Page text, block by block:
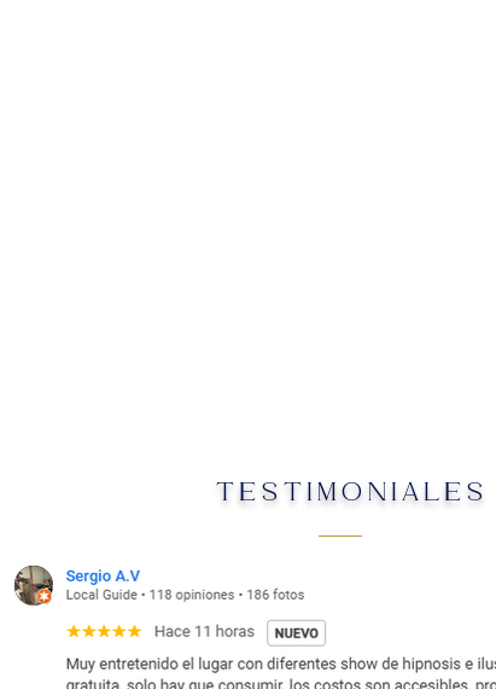
TESTIMONIALES